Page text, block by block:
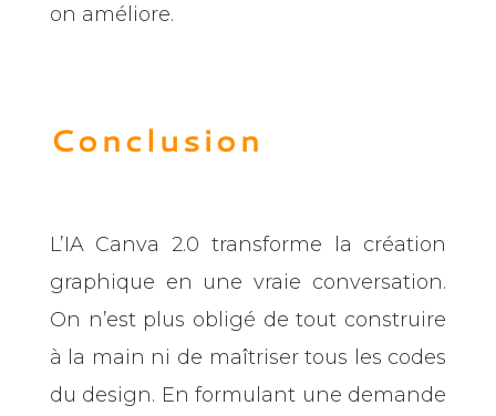
on améliore.
Conclusion
L’IA Canva 2.0 transforme la création
graphique en une vraie conversation.
On n’est plus obligé de tout construire
à la main ni de maîtriser tous les codes
du design. En formulant une demande